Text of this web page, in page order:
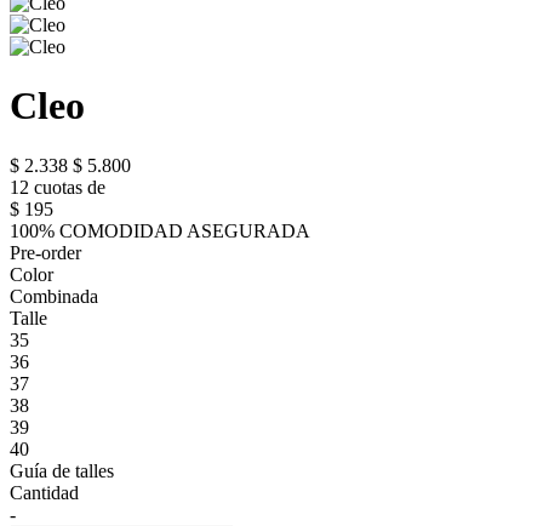
Cleo
$ 2.338 $ 5.800
12 cuotas de
$ 195
100% COMODIDAD ASEGURADA
Pre-order
Color
Combinada
Talle
35
36
37
38
39
40
Guía de talles
Cantidad
-